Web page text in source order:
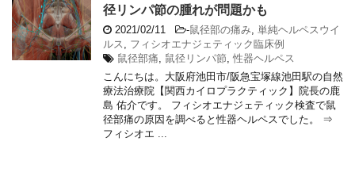
径リンパ節の腫れが問題かも
2021/02/11 -鼠径部の痛み 単純ヘルペスウイ
ルス
フィシオエナジェティック臨床例
鼠径部痛
鼠径リンパ節 性器ヘルペス
こんにちは。大阪府池田市/阪急宝塚線池田駅の自然
療法治療院【関西カイロプラクティック】院長の鹿
島 佑介です。 フィシオエナジェティック検査で鼠
径部痛の原因を調べると性器ヘルペスでした。 ⇒
フィシオエ ...